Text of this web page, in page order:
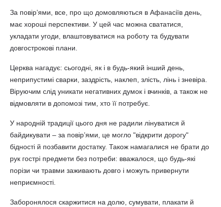
За повір’ями, все, про що домовляються в Афанасіїв день,
має хороші перспективи. У цей час можна свататися,
укладати угоди, влаштовуватися на роботу та будувати
довгострокові плани.
Церква нагадує: сьогодні, як і в будь-який інший день,
неприпустимі сварки, заздрість, наклеп, злість, лінь і зневіра.
Віруючим слід уникати негативних думок і вчинків, а також не
відмовляти в допомозі тим, хто її потребує.
У народній традиції цього дня не радили лінуватися й
байдикувати – за повір’ями, це могло "відкрити дорогу"
бідності й позбавити достатку. Також намагалися не брати до
рук гострі предмети без потреби: вважалося, що будь-які
порізи чи травми заживають довго і можуть привернути
неприємності.
Заборонялося скаржитися на долю, сумувати, плакати й